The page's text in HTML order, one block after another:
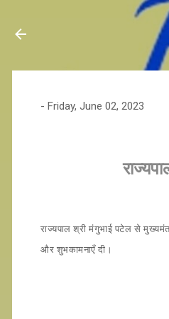
- Friday, June 02, 2023
राज्यपाल श्री मंगुभाई पटेल से
और शुभकामनाएँ दी।